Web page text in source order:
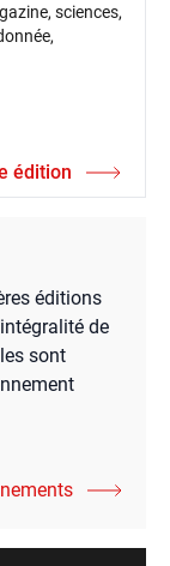
sciences,
édition
éditions
de
sont